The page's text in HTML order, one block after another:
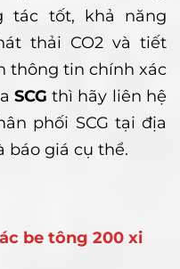
tác tốt, khả năng
thải CO2 và tiết
thông tin chính xác
SCG thì hãy liên hệ
phối SCG tại địa
báo giá cụ thể.
be tông 200 xi